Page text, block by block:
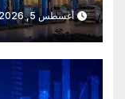
أغسطس 5, 2026